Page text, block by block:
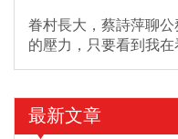
眷村長大，蔡詩萍聊
的壓力，只要看到我
最新文章